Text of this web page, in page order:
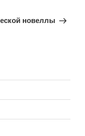
новеллы